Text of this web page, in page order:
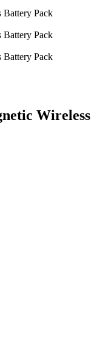
Wireless